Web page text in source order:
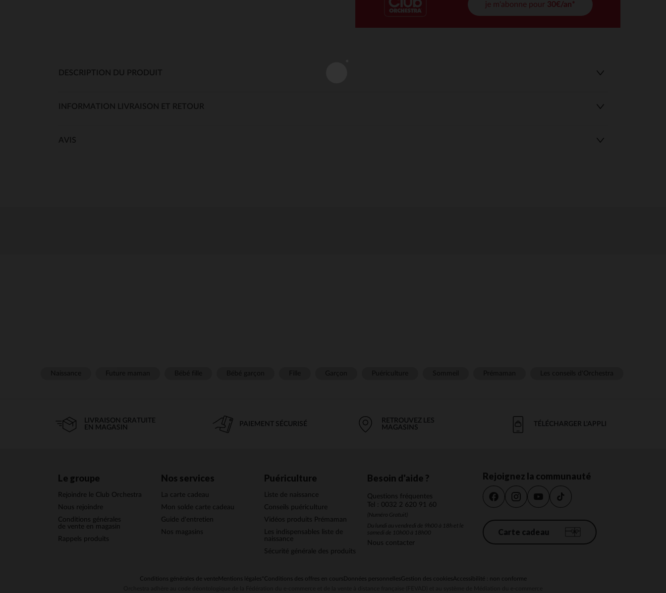
je m'abonne pour 30€/an*
DESCRIPTION DU PRODUIT
INFORMATION LIVRAISON ET RETOUR
AVIS
LIVRAISON GRATUITE
EN MAGASIN
PAIEMENT SÉCURISÉ
RETROUVEZ LES
MAGASINS
TÉLÉCHARGER L'APPLI
Le groupe
Rejoindre le Club Orchestra
Nous rejoindre
Conditions générales
de vente en magasin
Rappels produits
Nos services
La carte cadeau
Mon solde carte cadeau
Guide d'entretien
Nos magasins
Puériculture
Liste de naissance
Conseils puériculture
Vidéos produits Prémaman
Les indispensables liste de
naissance
Sécurité générale des produits
Besoin d'aide ?
Questions fréquentes
Tel : 0032 2 620 91 60
(Numéro Gratuit)
Du lundi au vendredi de 9h00 à 18h et le
samedi de 10h00 à 18h00
Nous contacter
Rejoignez la communauté
Carte cadeau
Conditions générales de venteMentions légales *Conditions des offres en cours Données personnellesGestion des cookiesAccessibilité : non conforme